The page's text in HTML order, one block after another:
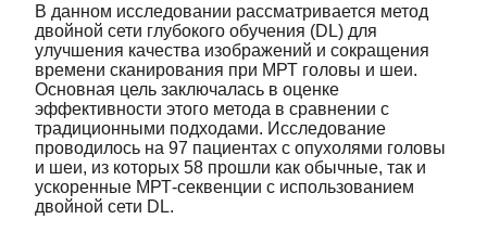
В данном исследовании рассматривается метод
двойной сети глубокого обучения (DL) для
улучшения качества изображений и сокращения
времени сканирования при МРТ головы и шеи.
Основная цель заключалась в оценке
эффективности этого метода в сравнении с
традиционными подходами. Исследование
проводилось на 97 пациентах с опухолями головы
и шеи, из которых 58 прошли как обычные, так и
ускоренные МРТ-секвенции с использованием
двойной сети DL.